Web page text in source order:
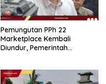
Pemungutan PPh 22
Marketplace Kembali
Diundur, Pemerintah